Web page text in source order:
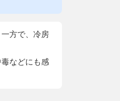
方で、冷房
などにも感